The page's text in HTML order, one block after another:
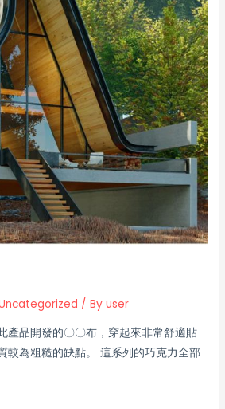
/ Byuser
產品開發的〇〇布，穿起來非常舒適貼
較為粗糙的缺點。 這系列的巧克力全部